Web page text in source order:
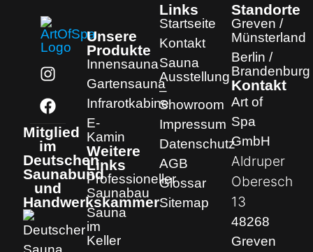
Mitglied
im
Deutschen
Saunabund
und
Handwerkskammer
Unsere
Produkte
Innensauna
Gartensauna
Infrarotkabine
E-
Kamin
Weitere
Links
Professioneller
Saunabau
Sauna
im
Keller
Links
Startseite
Kontakt
Sauna
Ausstellung
–
Showroom
Impressum
Datenschutz
AGB
Glossar
Sitemap
Standorte
Greven /
Münsterland
Berlin /
Brandenburg
Kontakt
Art of
Spa
GmbH
Aldruper
Oberesch
13
48268
Greven